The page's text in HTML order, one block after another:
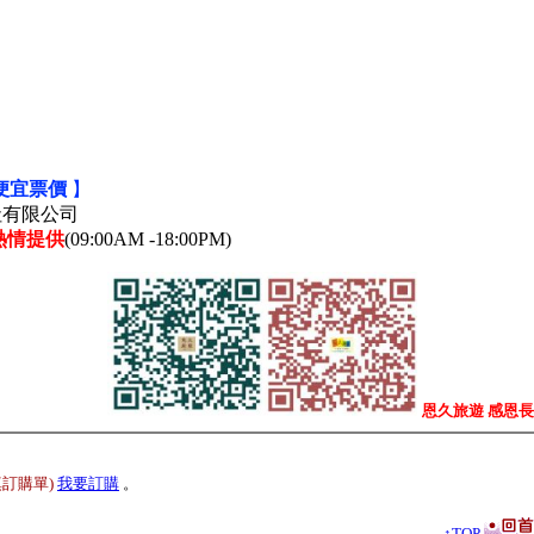
宜票價 】
行社有限公司
情提供(09:00AM -18:00PM)
恩久旅遊 感恩
購單) 我要訂購 。